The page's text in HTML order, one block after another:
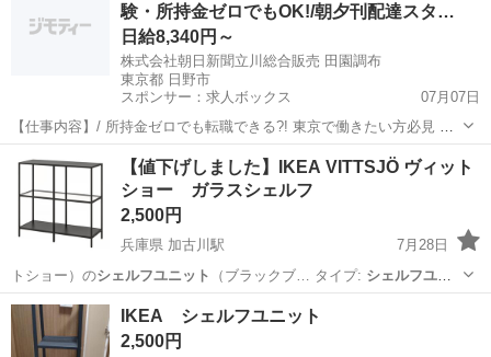
験・所持金ゼロでもOK!/朝夕刊配達スタ…
日給8,340円～
株式会社朝日新聞立川総合販売 田園調布
東京都 日野市
スポンサー：求人ボックス
07月07日
【仕事内容】/ 所持金ゼロでも転職できる?! 東京で働きたい方必見 即
日入居可!家具家電付きの寮・社宅あり! 引っ越しや上京の費用は”すべ
て”負担します 必ず面接!電話面接もOK! 魅力ポイント 家具家電付きの
寮・社宅を完備 無資...
アルバイト・パート
【値下げしました】IKEA VITTSJÖ ヴィット
ショー ガラスシェルフ
2,500円
兵庫県 加古川駅
7月28日
トショー）のシェルフユニット （ブラックブ… タイプ: シェルフユニ
ットカラー: …
兵庫 加古川市
IKEA シェルフユニット
2,500円